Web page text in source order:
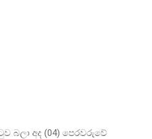
අද (04) පෙරවරුවේ